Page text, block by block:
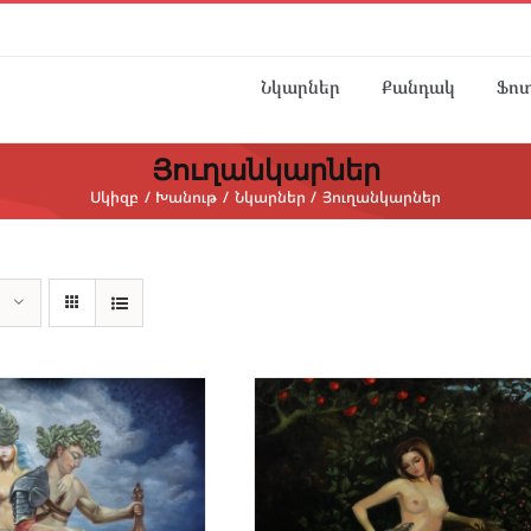
Նկարներ Քանդակ
Յուղանկարներ
Սկիզբ Խանութ Նկարներ Յուղանկարներ